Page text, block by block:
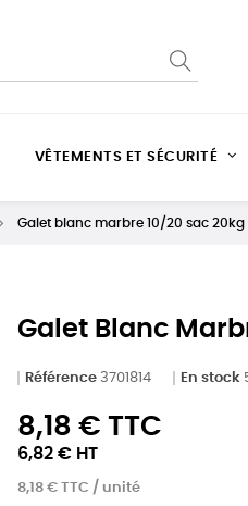
VÊTEMENTS ET SÉCURITÉ
Galet blanc marbre 10/20 sac 20kg
Galet Blanc
Référence 3701814 En stock
8,18 € TTC
6,82 € HT
8,18 € TTC / unité